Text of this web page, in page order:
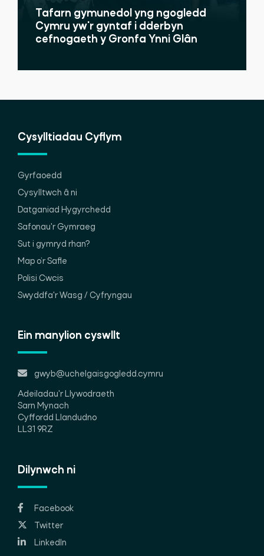
Tafarn gymunedol yng ngogledd
Cymru yw'r gyntaf i dderbyn
cefnogaeth y Gronfa Ynni Glân
Cysylltiadau Cyflym
Gyrfaoedd
Cysylltwch â ni
Datganiad Hygyrchedd
Safonau'r Gymraeg
Sut i gymryd rhan?
Map o’r Safle
Polisi Cwcis
Swyddfa'r Wasg / Cyfryngau
Ein manylion cyswllt
gwyb@uchelgaisgogledd.cymru
Adeiladau'r Llywodraeth
Sarn Mynach
Cyffordd Llandudno
LL31 9RZ
Dilynwch ni
Facebook
Twitter
LinkedIn